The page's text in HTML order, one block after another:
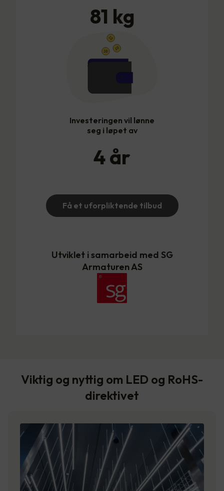
81 kg
Investeringen vil lønne
seg i løpet av
4år
Få et uforpliktende tilbud
Utviklet i samarbeid med SG
Armaturen AS
Viktig og nyttig om LED og RoHS-
direktivet